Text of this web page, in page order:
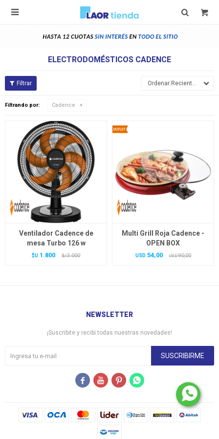

ELECTRODOMÉSTICOS CADENCE
Recientes
Filtrando por: Cadence
Ventilador Cadence de
mesa Turbo 126 w
$U 1.800 $U 3.000
Multi Grill Roja Cadence -
OPEN BOX
USD 54,00 USD 90,00
NEWSLETTER
¡Suscribite y recibí todas nuestras novedades!
SUSCRIBIRME
   